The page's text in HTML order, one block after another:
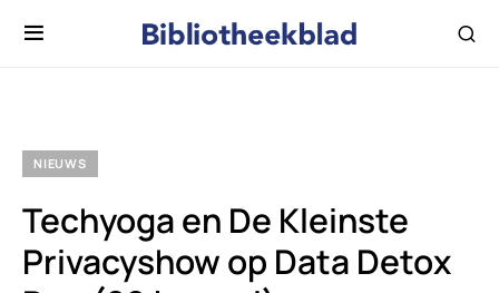
NIEUWS
Techyoga en De Kleinste
Privacyshow op Data Detox